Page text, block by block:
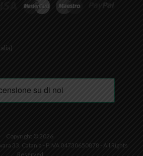
Copyright © 2026
33, Catania - P.IVA 04730650878 - All Rights
Reserved